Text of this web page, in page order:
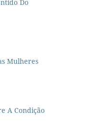
Do
Mulheres
A Condição